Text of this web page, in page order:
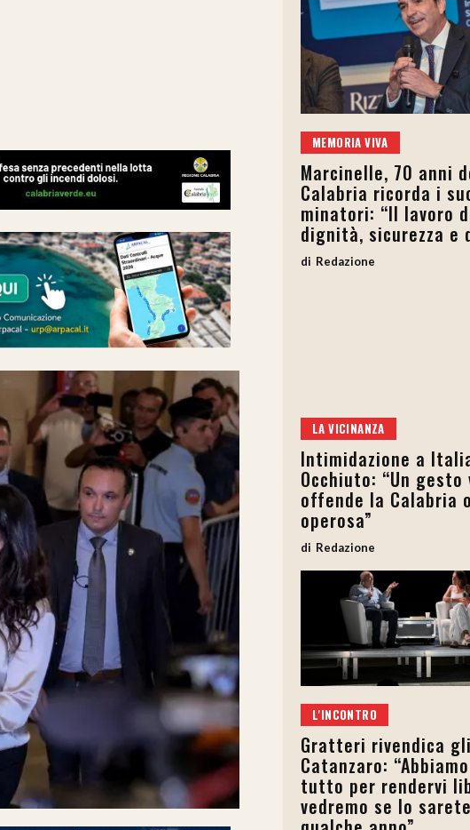
MEMORIA VIVA
Marcinelle, 70 anni
Calabria ricorda i
minatori: “Il lavoro
dignità, sicurezza e
Redazione
LA VICINANZA
Intimidazione a
Occhiuto: “Un gesto
offende la Calabria
operosa”
Redazione
L'INCONTRO
Gratteri rivendica
Catanzaro:
tutto per rendervi
vedremo se lo